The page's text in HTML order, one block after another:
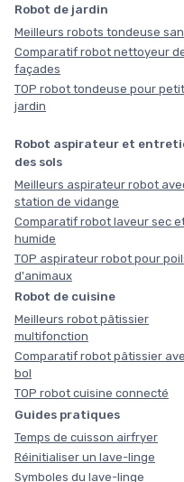
Robot de jardin
Meilleurs robots tondeuse
Comparatif robot nettoyeur
façades
TOP robot tondeuse pour petit
jardin
Robot aspirateur et
des sols
Meilleurs aspirateur robot
station de vidange
Comparatif robot laveur sec
humide
TOP aspirateur robot pour
d'animaux
Robot de cuisine
Meilleurs robot pâtissier
multifonction
Comparatif robot pâtissier
bol
TOP robot cuisine connecté
Guides pratiques
Temps de cuisson airfryer
Réinitialiser un lave-linge
Symboles du lave-linge